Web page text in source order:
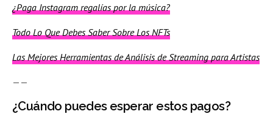
¿Paga Instagram regalías por la música?
Todo Lo Que Debes Saber Sobre Los NFTs
Las Mejores Herramientas de Análisis de Streaming para Artistas
——
¿Cuándo puedes esperar estos pagos?